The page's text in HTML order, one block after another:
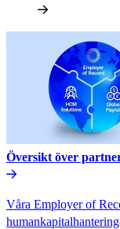
Översikt över
Våra Employer of